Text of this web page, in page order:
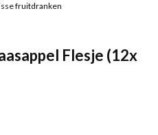
fruitdranken
Flesje (12x